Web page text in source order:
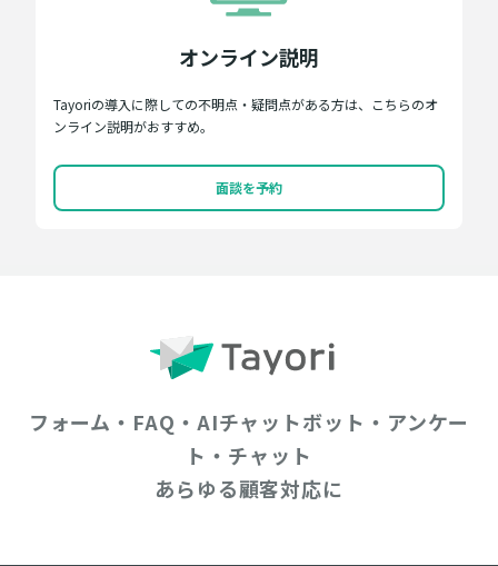
オンライン説明
Tayoriの導入に際しての不明点・疑問点がある方は、こちらのオ
ンライン説明がおすすめ。
面談を予約
フォーム・FAQ・AIチャットボット・アンケー
ト・チャット
あらゆる顧客対応に